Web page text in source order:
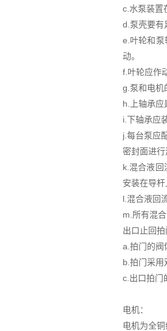
c.水泵装置
d.泵壳要有
e.叶轮和泵
动。
f.叶轮应作
g.泵和电机
h.上轴承应
i.下轴承应
j.每台泵应
密封面进
k.混合液回
安装在导
l.混合液回
m.所有混
出口止回
a.拍门的阀
b.拍门采用
c.出口拍门
电机：
电机为全